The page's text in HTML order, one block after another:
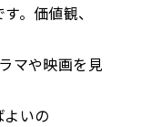
。価値観、
マや映画を見
いの